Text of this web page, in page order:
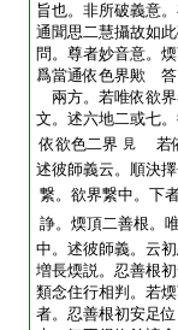
旨也。非所破義意
通聞思二慧攝故如
問。尊者妙音意。
爲當通依色界歟 答
兩方。若唯依欲
文。述六地二或七
依欲色二界 見
若
述彼師義云。順決
繋。欲界繋中。下
諍。煗頂二善根。
中。述彼師義。云
増長煗説。忍善根
類念住行相判。若
者。忍善根初安足